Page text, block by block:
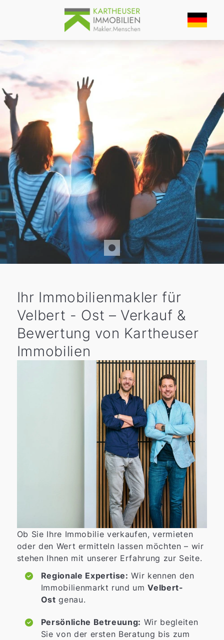
Ihr Immobilienmakler für
Velbert - Ost – Verkauf &
Bewertung von Kartheuser
Immobilien
Ob Sie Ihre Immobilie verkaufen, vermieten
oder den Wert ermitteln lassen möchten – wir
stehen Ihnen mit unserer Erfahrung zur Seite.
Regionale Expertise: Wir kennen den
Immobilienmarkt rund umVelbert-
Ost genau.
Persönliche Betreuung: Wir begleiten
Sie von der ersten Beratung bis zum